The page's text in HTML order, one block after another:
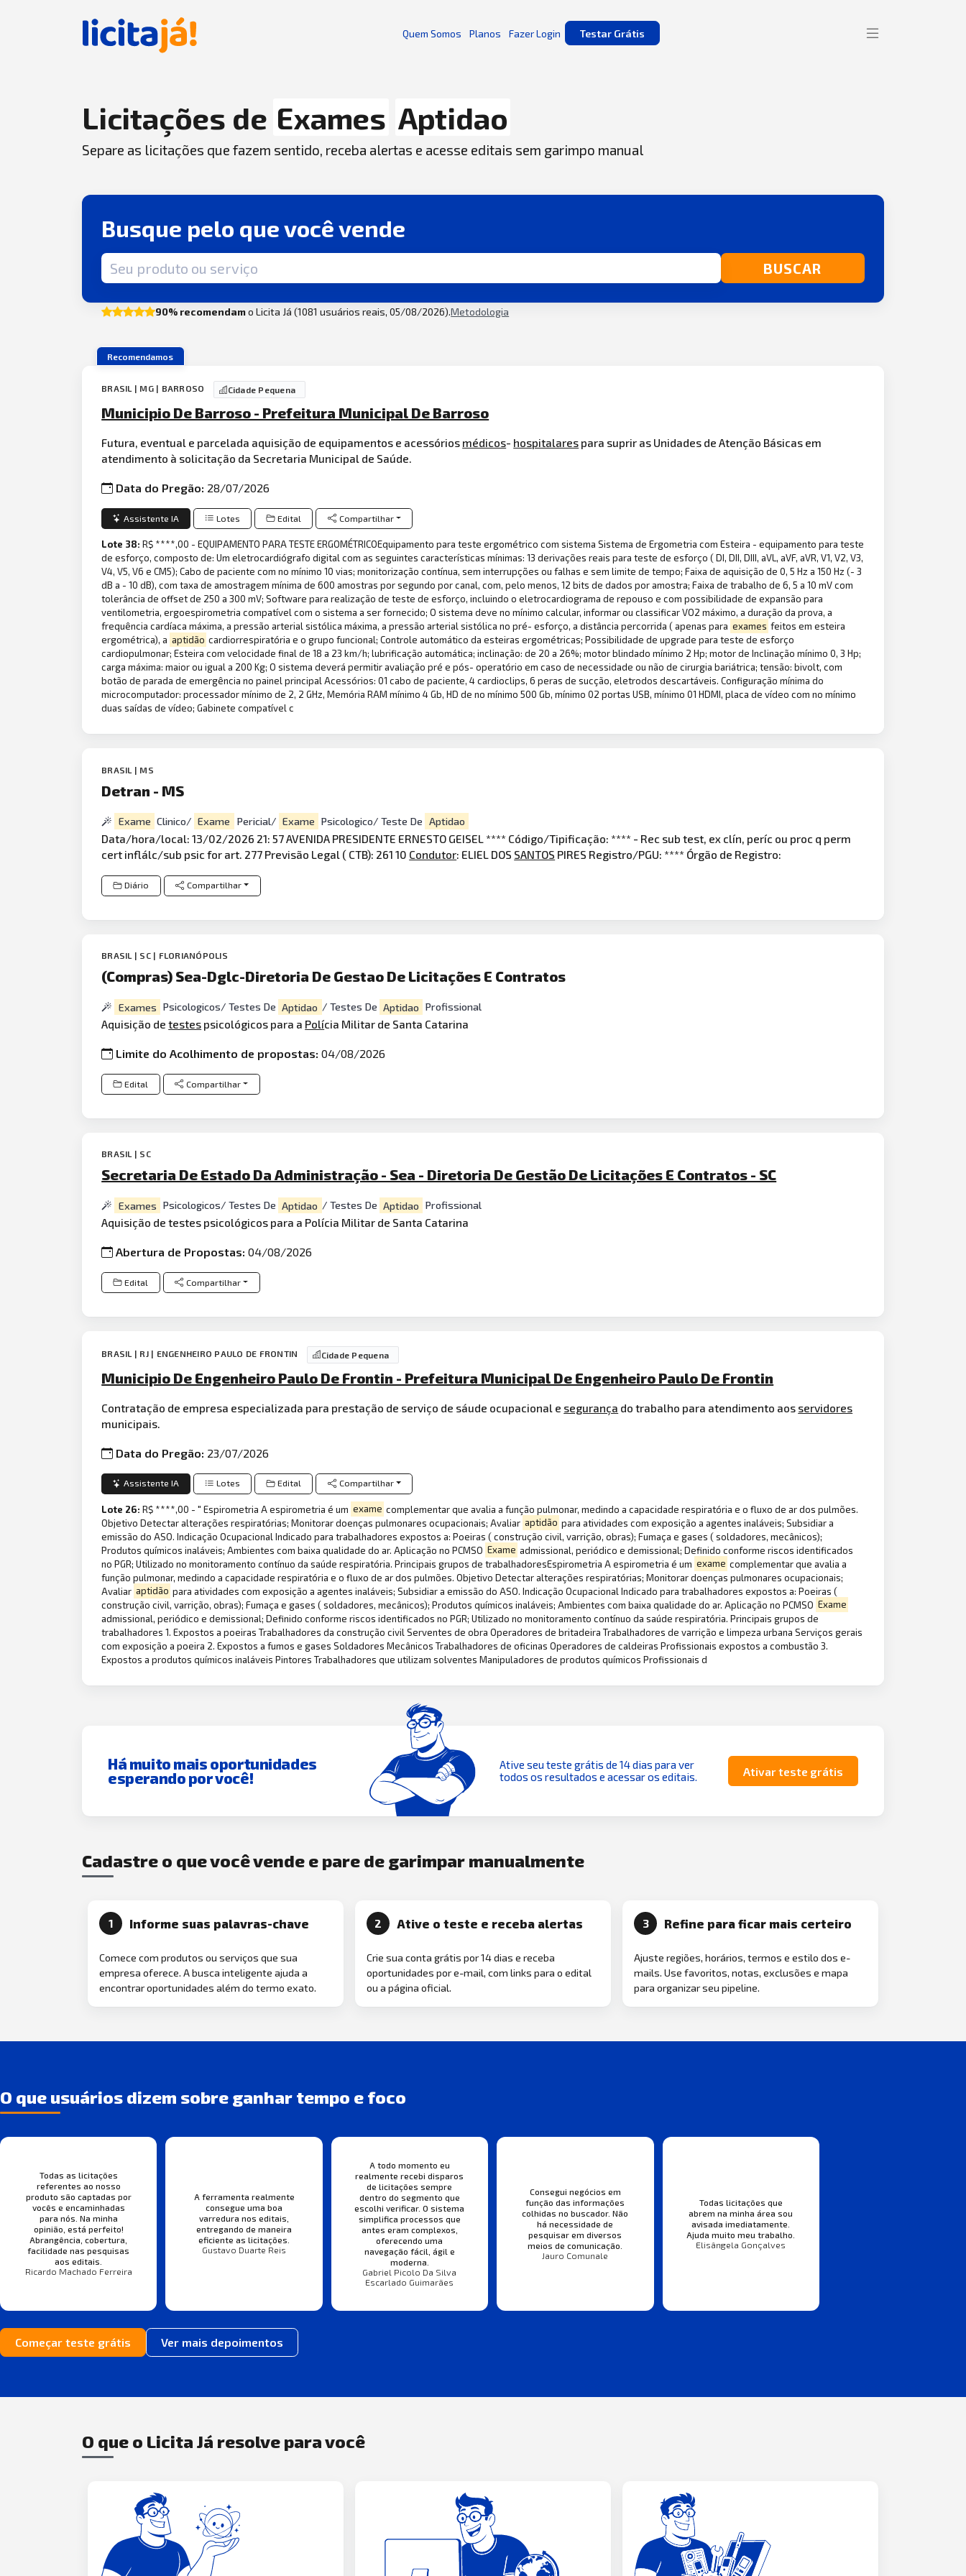
Quem Somos Planos Fazer Login Testar Grátis
Licitações de Exames Aptidao
Separe as licitações que fazem sentido, receba alertas e acesse editais sem garimpo manual
Busque pelo que você vende
Termo de busca BUSCAR
90% recomendamo Licita Já (1081 usuários reais, 05/08/2026).Metodologia
Recomendamos
BRASIL | MG | BARROSO Cidade Pequena
Municipio De Barroso - Prefeitura Municipal De Barroso
Futura, eventual e parcelada aquisição de equipamentos e acessórios médicos- hospitalares para suprir as Unidades de Atenção Básicas em
atendimento à solicitação da Secretaria Municipal de Saúde.
Data do Pregão: 28/07/2026
Assistente IA Lotes Edital Compartilhar
Lote 38:R$ ****,00 - EQUIPAMENTO PARA TESTE ERGOMÉTRICOEquipamento para teste ergométrico com sistema Sistema de Ergometria com Esteira - equipamento para teste
de esforço, composto de: Um eletrocardiógrafo digital com as seguintes características mínimas: 13 derivações reais para teste de esforço ( DI, DII, DIII, aVL, aVF, aVR, V1, V2, V3,
V4, V5, V6 e CM5); Cabo de paciente com no mínimo 10 vias; monitorização contínua, sem interrupções ou falhas e sem limite de tempo; Faixa de aquisição de 0, 5 Hz a 150 Hz (- 3
dB a - 10 dB), com taxa de amostragem mínima de 600 amostras por segundo por canal, com, pelo menos, 12 bits de dados por amostra; Faixa de trabalho de 6, 5 a 10 mV com
tolerância de offset de 250 a 300 mV; Software para realização de teste de esforço, incluindo o eletrocardiograma de repouso e com possibilidade de expansão para
ventilometria, ergoespirometria compatível com o sistema a ser fornecido; O sistema deve no mínimo calcular, informar ou classificar VO2 máximo, a duração da prova, a
frequência cardíaca máxima, a pressão arterial sistólica máxima, a pressão arterial sistólica no pré- esforço, a distância percorrida ( apenas para exames feitos em esteira
ergométrica), a aptidão cardiorrespiratória e o grupo funcional; Controle automático da esteiras ergométricas; Possibilidade de upgrade para teste de esforço
cardiopulmonar; Esteira com velocidade final de 18 a 23 km/h; lubrificação automática; inclinação: de 20 a 26%; motor blindado mínimo 2 Hp; motor de Inclinação mínimo 0, 3 Hp;
carga máxima: maior ou igual a 200 Kg; O sistema deverá permitir avaliação pré e pós- operatório em caso de necessidade ou não de cirurgia bariátrica; tensão: bivolt, com
botão de parada de emergência no painel principal Acessórios: 01 cabo de paciente, 4 cardioclips, 6 peras de sucção, eletrodos descartáveis. Configuração mínima do
microcomputador: processador mínimo de 2, 2 GHz, Memória RAM mínimo 4 Gb, HD de no mínimo 500 Gb, mínimo 02 portas USB, mínimo 01 HDMI, placa de vídeo com no mínimo
duas saídas de vídeo; Gabinete compatível c
BRASIL | MS
Detran - MS
Exame Clinico/ Exame Pericial/ Exame Psicologico/ Teste De Aptidao
Data/hora/local: 13/02/2026 21: 57 AVENIDA PRESIDENTE ERNESTO GEISEL **** Código/Tipificação: **** - Rec sub test, ex clín, períc ou proc q perm
cert inflálc/sub psic for art. 277 Previsão Legal ( CTB): 261 10 Condutor: ELIEL DOS SANTOS PIRES Registro/PGU: **** Órgão de Registro:
Diário Compartilhar
BRASIL | SC | FLORIANÓPOLIS
(Compras) Sea-Dglc-Diretoria De Gestao De Licitações E Contratos
Exames Psicologicos/ Testes De Aptidao / Testes De Aptidao Profissional
Aquisição detestes psicológicos para a Polícia Militar de Santa Catarina
Limite do Acolhimento de propostas:04/08/2026
Edital Compartilhar
BRASIL | SC
Secretaria De Estado Da Administração - Sea - Diretoria De Gestão De Licitações E Contratos - SC
Exames Psicologicos/ Testes De Aptidao / Testes De Aptidao Profissional
Aquisição de testes psicológicos para a Polícia Militar de Santa Catarina
Abertura de Propostas:04/08/2026
Edital Compartilhar
BRASIL | RJ | ENGENHEIRO PAULO DE FRONTIN Cidade Pequena
Municipio De Engenheiro Paulo De Frontin - Prefeitura Municipal De Engenheiro Paulo De Frontin
Contratação de empresa especializada para prestação de serviço de sáude ocupacional e segurança do trabalho para atendimento aos servidores
municipais.
Data do Pregão: 23/07/2026
Assistente IA Lotes Edital Compartilhar
Lote 26:R$ ****,00 - " Espirometria A espirometria é um exame complementar que avalia a função pulmonar, medindo a capacidade respiratória e o fluxo de ar dos pulmões.
Objetivo Detectar alterações respiratórias; Monitorar doenças pulmonares ocupacionais; Avaliar aptidão para atividades com exposição a agentes inaláveis; Subsidiar a
emissão do ASO. Indicação Ocupacional Indicado para trabalhadores expostos a: Poeiras ( construção civil, varrição, obras); Fumaça e gases ( soldadores, mecânicos);
Produtos químicos inaláveis; Ambientes com baixa qualidade do ar. Aplicação no PCMSO Exame admissional, periódico e demissional; Definido conforme riscos identificados
no PGR; Utilizado no monitoramento contínuo da saúde respiratória. Principais grupos de trabalhadoresEspirometria A espirometria é um exame complementar que avalia a
função pulmonar, medindo a capacidade respiratória e o fluxo de ar dos pulmões. Objetivo Detectar alterações respiratórias; Monitorar doenças pulmonares ocupacionais;
Avaliar aptidão para atividades com exposição a agentes inaláveis; Subsidiar a emissão do ASO. Indicação Ocupacional Indicado para trabalhadores expostos a: Poeiras (
construção civil, varrição, obras); Fumaça e gases ( soldadores, mecânicos); Produtos químicos inaláveis; Ambientes com baixa qualidade do ar. Aplicação no PCMSO Exame
admissional, periódico e demissional; Definido conforme riscos identificados no PGR; Utilizado no monitoramento contínuo da saúde respiratória. Principais grupos de
trabalhadores 1. Expostos a poeiras Trabalhadores da construção civil Serventes de obra Operadores de britadeira Trabalhadores de varrição e limpeza urbana Serviços gerais
com exposição a poeira 2. Expostos a fumos e gases Soldadores Mecânicos Trabalhadores de oficinas Operadores de caldeiras Profissionais expostos a combustão 3.
Expostos a produtos químicos inaláveis Pintores Trabalhadores que utilizam solventes Manipuladores de produtos químicos Profissionais d
Há muito mais oportunidades
esperando por você!
Ative seu teste grátis de 14 dias para ver
todos os resultados e acessar os editais.
Ativar teste grátis
Cadastre o que você vende e pare de garimpar manualmente
1 Informe suas palavras-chave
Comece com produtos ou serviços que sua
empresa oferece. A busca inteligente ajuda a
encontrar oportunidades além do termo exato.
2 Ative o teste e receba alertas
Crie sua conta grátis por 14 dias e receba
oportunidades por e-mail, com links para o edital
ou a página oficial.
3 Refine para ficar mais certeiro
Ajuste regiões, horários, termos e estilo dos e-
mails. Use favoritos, notas, exclusões e mapa
para organizar seu pipeline.
O que usuários dizem sobre ganhar tempo e foco
Todas as licitações
referentes ao nosso
produto são captadas por
vocês e encaminhadas
para nós. Na minha
opinião, está perfeito!
Abrangência, cobertura,
facilidade nas pesquisas
aos editais.
Ricardo Machado Ferreira
A ferramenta realmente
consegue uma boa
varredura nos editais,
entregando de maneira
eficiente as licitações.
Gustavo Duarte Reis
A todo momento eu
realmente recebi disparos
de licitações sempre
dentro do segmento que
escolhi verificar. O sistema
simplifica processos que
antes eram complexos,
oferecendo uma
navegação fácil, ágil e
moderna.
Gabriel Picolo Da Silva
Escarlado Guimarães
Consegui negócios em
função das informações
colhidas no buscador. Não
há necessidade de
pesquisar em diversos
meios de comunicação.
Jauro Comunale
Todas licitações que
abrem na minha área sou
avisada imediatamente.
Ajuda muito meu trabalho.
Elisângela Gonçalves
Começar teste grátis Ver mais depoimentos
O que o Licita Já resolve para você